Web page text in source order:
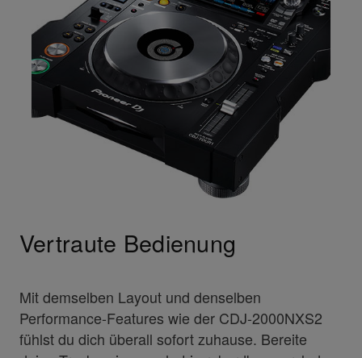
Vertraute Bedienung
Mit demselben Layout und denselben
Performance-Features wie der CDJ-2000NXS2
fühlst du dich überall sofort zuhause. Bereite